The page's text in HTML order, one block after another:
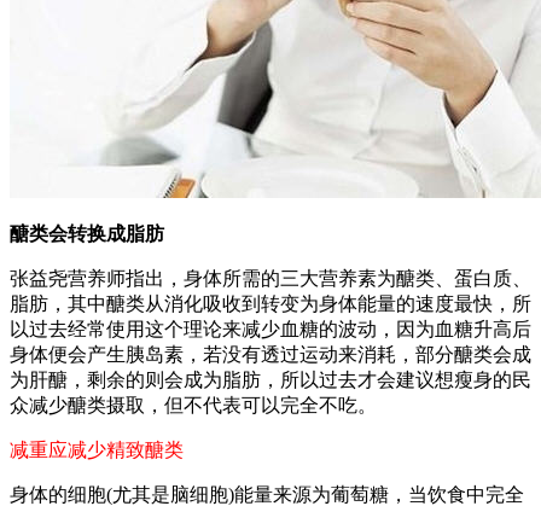
醣类会转换成脂肪
张益尧营养师指出，身体所需的三大营养素为醣类、蛋白质、
脂肪，其中醣类从消化吸收到转变为身体能量的速度最快，所
以过去经常使用这个理论来减少血糖的波动，因为血糖升高后
身体便会产生胰岛素，若没有透过运动来消耗，部分醣类会成
为肝醣，剩余的则会成为脂肪，所以过去才会建议想瘦身的民
众减少醣类摄取，但不代表可以完全不吃。
减重应减少精致醣类
身体的细胞(尤其是脑细胞)能量来源为葡萄糖，当饮食中完全